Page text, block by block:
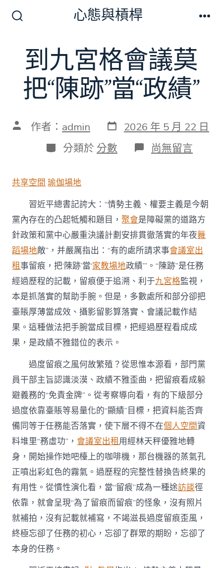
切
換
開
關
心態與槓桿
到九宮格會議莫
把“陳跡”當“政績”
文 作者： admin 發
表
日
期
2026 年 5 月 22 日
分
類
分類於 分數 在
〈到
會
議
莫
把
“陳
跡”
當
“政
績”〉
中
尚無留言
共享空間 瑜伽場地
習近平總書記誇大：“情勢主義、權要主義是今朝
黨內存在的凸起牴觸和題目，聚會是障礙黨的道路方
針政策和黨中心嚴重決議計劃安排貫徹落實的年夜舞
蹈場地敵”，并嚴厲指出：“有的處所請求事會議室出
租事留痕，把‘陳跡’當‘家教場地政績’”。“陳跡”是任務
經過歷程的記載，留痕便于追溯、利于九宮格監視，
本是抓落實的幫助手腕。但是，多數處所和部分卻把
臺賬厚薄當成效、攝影留影算落實、會議記載作結
果。這種做法把手腕當成目標，把經過歷程看成成
果，是政績不雅錯位的表示。
過度留痕之風何故繁殖？從思惟本源看，部門黨
員干部主旨認識淡漠、政績不雅歪曲，把留痕看成躲
避義務的“免責金牌”。從考察導向看，有的下級部分
過度依靠臺賬等易量化的“顯績”目標，把資料能否齊
備同等于任務能否落實，使下層不得不在個人空間資
料堆里“務虛功”，會議室出租用經林天秤優雅地轉
身，開始操作她吧檯上的咖啡機，那台機器的蒸氣孔
正噴出彩虹色的霧氣。過歷程的完整性替換告終果的
有用性。從慣性演化看，當“留痕”成為一種途訪談徑
依靠，就會呈現“為了留痕而留痕”的怪象，沒有照片
就補拍，沒有記載就補寫，不竭滋長過度留痕歪風，
終極忘卻了任務的初心，忘卻了群眾的期盼，忘卻了
本身的任務。